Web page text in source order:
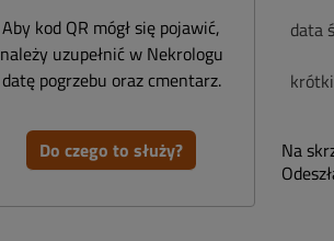
Aby kod QR mógł się pojawić,
należy uzupełnić w Nekrologu
datę pogrzebu oraz cmentarz.
Do czego to służy?
data
Na